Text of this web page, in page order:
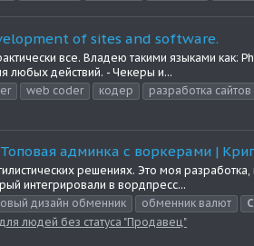
of sites and software.
все. Владею такими языками как:
любых действий. - Чекеры и...
web coder кодер разработка сайтов
админка с воркерами |
решениях. Это моя
интегрировали в вордпресс...
дизайн обменник обменник валют
людей без статуса "Продавец"